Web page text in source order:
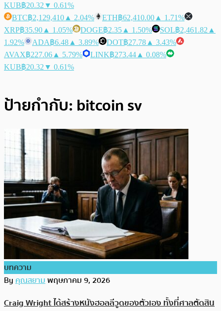
KUB฿20.32 ▼ 0.61%
BTC฿2,129,410 ▲ 2.04% ETH฿62,410.00 ▲ 1.71%
XRP฿35.90 ▲ 1.05% DOGE฿2.35 ▲ 1.50% SOL฿2,461.82 ▲
1.92%
ADA฿6.48 ▲ 3.89% DOT฿27.78 ▲ 3.43%
AVAX฿227.06 ▲ 5.79% LINK฿273.44 ▲ 0.08%
KUB฿20.32 ▼ 0.61%
ป้ายกำกับ: bitcoin sv
บทความ
Byคุณสยามพฤษภาคม 9, 2026
Craig Wright ได้สร้างหนังฮอลลีวูดของตัวเอง ทั้งที่ศาลตัดสิน